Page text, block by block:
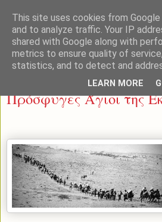
Κυριακή 22 Μαΐου 2022
Πρόσφυγες Άγιοι της
This site uses cookies from
and to analyze traffic. Your IP
shared with Google along with
metrics to ensure quality of
statistics, and to detect and
LEARN MORE